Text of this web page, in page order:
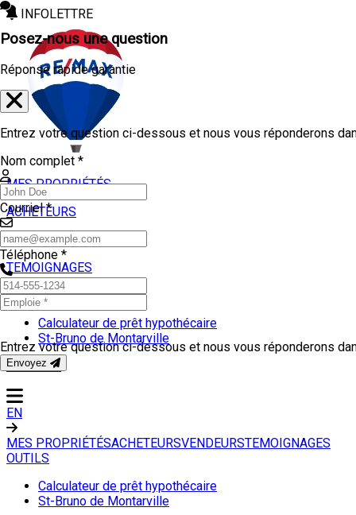
INFOLETTRE
MES PROPRIÉTÉS
ACHETEURS
VENDEURS
TEMOIGNAGES
OUTILS
Calculateur de prêt hypothécaire
St-Bruno de Montarville
CONTACT
EN
MES PROPRIÉTÉSACHETEURSVENDEURSTEMOIGNAGES
OUTILS
Calculateur de prêt hypothécaire
St-Bruno de Montarville
Posez-nous une question
Réponse rapide garantie
Entrez votre question ci-dessous et nous vous réponderons
Nom complet *
Courriel *
Téléphone *
Entrez votre question ci-dessous et nous vous réponderons
Envoyez